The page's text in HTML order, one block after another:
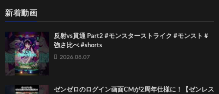
新着動画
反射vs貫通 Part2 #モンスターストライク #モンスト #
強さ比べ #shorts
2026.08.07
ゼンゼロのログイン画面CMが2周年仕様に！【ゼンレス